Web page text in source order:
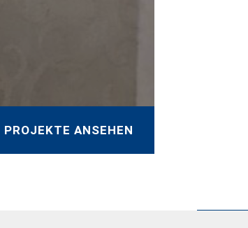
PROJEKTE ANSEHEN